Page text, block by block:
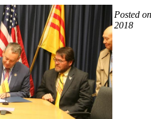
Posted
2018